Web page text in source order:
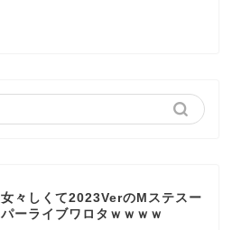
女々しくて2023VerのMステスー
パーライブワロタｗｗｗｗ